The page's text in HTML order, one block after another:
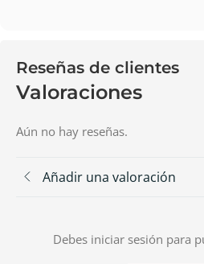
Reseñas de clientes
Valoraciones
Aún no hay reseñas.
Añadir una valoración
Debes iniciar sesión para